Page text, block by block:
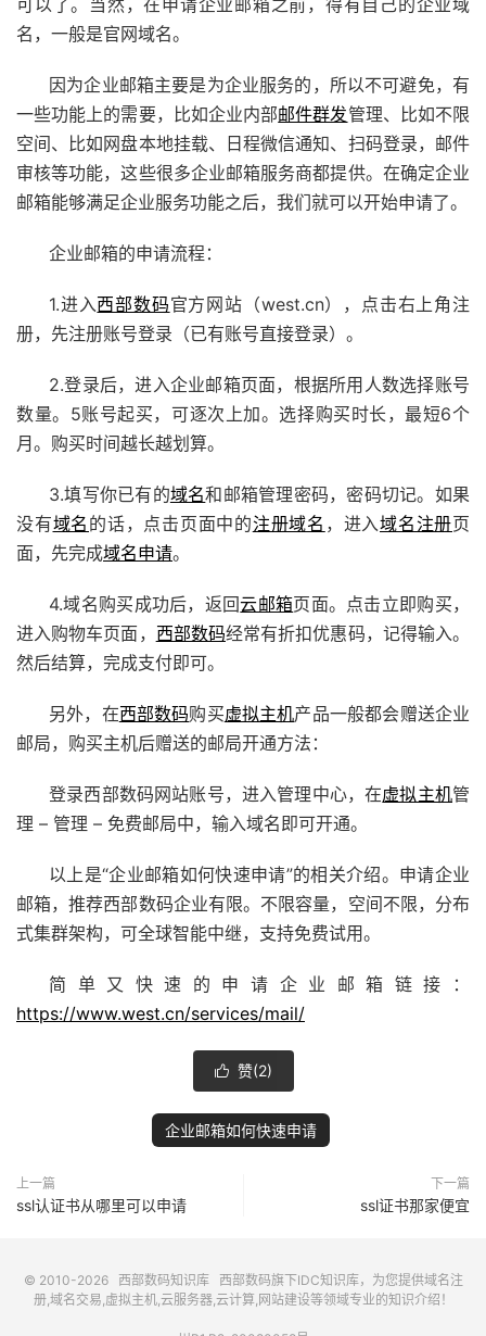
名，一般是官网域名。
因为企业邮箱主要是为企业服务的，所以不可避免，有
一些功能上的需要，比如企业内部邮件群发管理、比如不限
空间、比如网盘本地挂载、日程微信通知、扫码登录，邮件
审核等功能，这些很多企业邮箱服务商都提供。在确定企业
邮箱能够满足企业服务功能之后，我们就可以开始申请了。
企业邮箱的申请流程：
1.进入西部数码官方网站（west.cn），点击右上角注
册，先注册账号登录（已有账号直接登录）。
2.登录后，进入企业邮箱页面，根据所用人数选择账号
数量。5账号起买，可逐次上加。选择购买时长，最短6个
月。购买时间越长越划算。
3.填写你已有的域名和邮箱管理密码，密码切记。如果
没有域名 的话，点击页面中的注册域名 ，进入域名注册页
面，先完成域名申请。
4.域名购买成功后，返回云邮箱页面。点击立即购买，
进入购物车页面， 西部数码经常有折扣优惠码，记得输入。
然后结算，完成支付即可。
另外，在西部数码购买虚拟主机产品一般都会赠送企业
邮局，购买主机后赠送的邮局开通方法：
登录西部数码网站账号，进入管理中心，在虚拟主机管
理 – 管理 – 免费邮局中，输入域名即可开通。
以上是“企业邮箱如何快速申请”的相关介绍。申请企业
邮箱，推荐西部数码企业有限。不限容量，空间不限，分布
式集群架构，可全球智能中继，支持免费试用。
简单又快速的申请企业邮箱链接：
https://www.west.cn/services/mail/
 赞(2)
企业邮箱如何快速申请
上一篇
ssl认证书从哪里可以申请
下一篇
ssl证书那家便宜
© 2010-2026 西部数码知识库 西部数码旗下IDC知识库，为您提供域名注
册,域名交易,虚拟主机,云服务器,云计算,网站建设等领域专业的知识介绍！